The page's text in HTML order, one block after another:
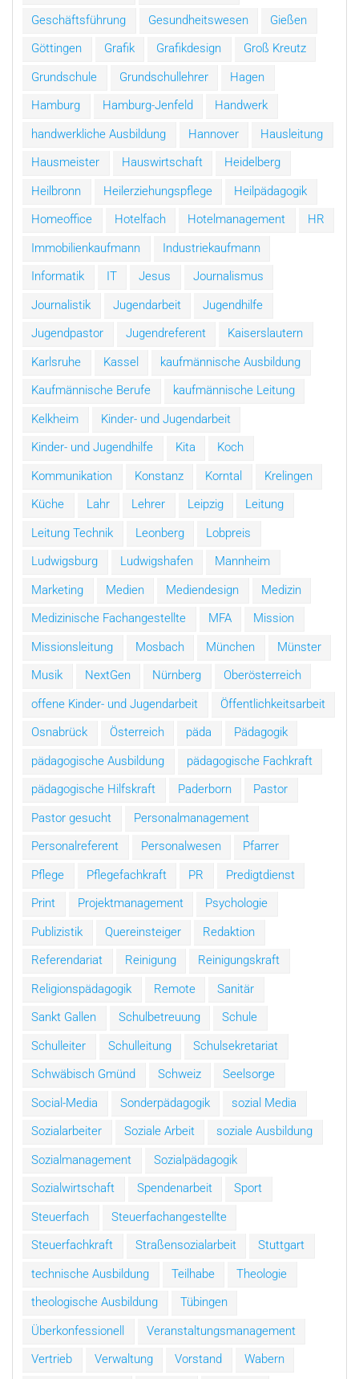
Geschäftsführung
Gesundheitswesen
Gießen
Göttingen
Grafik Grafikdesign
Groß Kreutz
Grundschule
Grundschullehrer
Hagen
Hamburg
Hamburg-Jenfeld
Handwerk
handwerkliche Ausbildung
Hannover
Hausleitung
Hausmeister
Hauswirtschaft
Heidelberg
Heilbronn
Heilerziehungspflege
Heilpädagogik
Homeoffice
Hotelfach Hotelmanagement
HR
Immobilienkaufmann
Industriekaufmann
Informatik
IT Jesus
Journalismus
Journalistik
Jugendarbeit
Jugendhilfe
Jugendpastor
Jugendreferent
Kaiserslautern
Karlsruhe
Kassel
kaufmännische Ausbildung
Kaufmännische Berufe
kaufmännische Leitung
Kelkheim
Kinder- und Jugendarbeit
Kinder- und Jugendhilfe
Kita
Koch
Kommunikation
Konstanz Korntal
Krelingen
Küche
Lahr Lehrer Leipzig
Leitung
Leitung Technik
Leonberg
Lobpreis
Ludwigsburg
Ludwigshafen
Mannheim
Marketing
Medien Mediendesign
Medizin
Medizinische Fachangestellte
MFA
Mission
Missionsleitung
Mosbach München
Münster
Musik
NextGen Nürnberg
Oberösterreich
offene Kinder- und Jugendarbeit
Öffentlichkeitsarbeit
Osnabrück
Österreich päda
Pädagogik
pädagogische Ausbildung
pädagogische Fachkraft
pädagogische Hilfskraft
Paderborn
Pastor
Pastor gesucht
Personalmanagement
Personalreferent
Personalwesen
Pfarrer
Pflege
Pflegefachkraft PR
Predigtdienst
Print
Projektmanagement
Psychologie
Publizistik
Quereinsteiger
Redaktion
Referendariat
Reinigung
Reinigungskraft
Religionspädagogik
Remote
Sanitär
Sankt Gallen
Schulbetreuung
Schule
Schulleiter
Schulleitung
Schulsekretariat
Schwäbisch Gmünd
Schweiz
Seelsorge
Social-Media
Sonderpädagogik
sozial Media
Sozialarbeiter
Soziale Arbeit
soziale Ausbildung
Sozialmanagement
Sozialpädagogik
Sozialwirtschaft
Spendenarbeit
Sport
Steuerfach
Steuerfachangestellte
Steuerfachkraft
Straßensozialarbeit
Stuttgart
technische Ausbildung
Teilhabe
Theologie
theologische Ausbildung
Tübingen
Überkonfessionell
Veranstaltungsmanagement
Vertrieb
Verwaltung Vorstand Wabern